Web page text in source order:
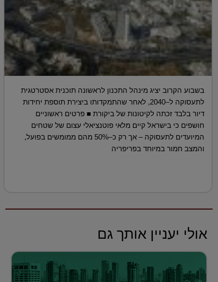
בשבוע הקרוב יציג מינהל התכנון לראשונה תוכנית אסטרטגית
לתעסוקה ל–2040, לאחר שהתמקדותו ביצירת תוספת יחידות
דיור בלבד זכתה לקיטונות של ביקורת ■ פרטים ראשוניים
חושפים כי בישראל קיים מלאי פוטנציאלי עצום של שטחים
המיועדים לתעסוקה – אך רק כ–50% מהם ממומשים בפועל,
והמצב חמור במיוחד בפריפריה
אולי יעניין אותך גם